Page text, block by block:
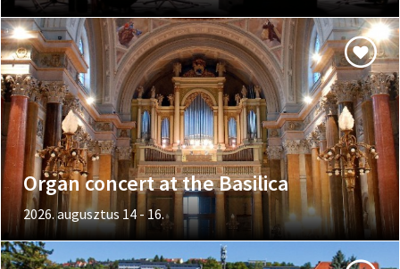
Organ concert at the Basilica
2026. augusztus 14 - 16.